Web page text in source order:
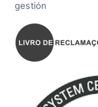
gestión